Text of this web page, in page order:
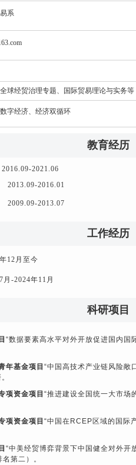
系
球经贸治理专题、国际贸易理论与实务等
字经济、经济双循环
教育经历
2016.09-2021.06
2013.09-2016.01
2009.09-2013.07
工作经历
12月至今
月-2024年11月
科研项目
“数据要素高水平对外开放促进国内国
年基金项目 “中国高技术产业链风险敞
项资金项目 “推进建设全国统一大市场
项资金项目 “中国在 RCEP 区域的国际
“中美经贸博弈背景下中国健全对外开
第二）。